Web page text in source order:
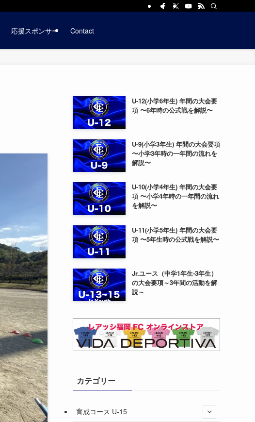
応援スポンサー Contact
U-12(小学6年生) 年間の大会要
項 〜6年時の公式戦を解説〜
U-9(小学3年生) 年間の大会要項
〜小学3年時の一年間の流れを
解説〜
U-10(小学4年生) 年間の大会要
項 〜小学4年時の一年間の流れ
を解説〜
U-11(小学5年生) 年間の大会要
項 〜5年生時の公式戦を解説〜
Jr.ユース（中学1年生-3年生）
の大会要項～3年間の活動を解
説～
カテゴリー
育成コース U-15